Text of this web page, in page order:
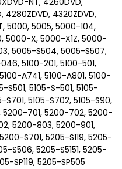
4280ZDVD, 4320ZDVD,
5000, 5005, 5000-104,
5000-X, 5000-X1Z, 5000-
5005-S504, 5005-S507,
5100-201, 5100-501,
A741, 5100-A801, 5100-
S501, 5105-S-501, 5105-
S701, 5105-S702, 5105-S90,
5200-701, 5200-702, 5200-
5200-803, 5200-901,
S701, 5205-S119, 5205-
S506, 5205-S5151, 5205-
SP119, 5205-SP505